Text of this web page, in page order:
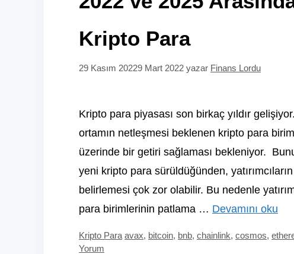
Kripto Para
29 Kasım 20229 Mart 2022 yazar Finans Lordu
Kripto para piyasası son birkaç yıldır
ortamın netleşmesi beklenen kripto para
üzerinde bir getiri sağlaması bekleniyor.
yeni kripto para sürüldüğünden,
belirlemesi çok zor olabilir. Bu nedenle
para birimlerinin patlama … Devamını oku
Kategoriler
Kripto Para Etiketler
avax, bitcoin, bnb, chainlink, cosmos,
Yorum